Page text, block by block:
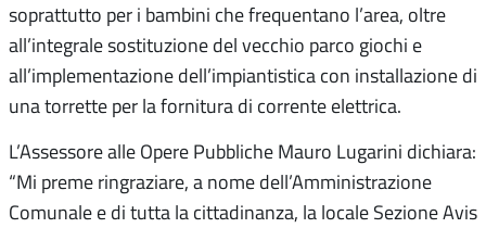
soprattutto per i bambini che frequentano l’area, oltre
all’integrale sostituzione del vecchio parco giochi e
all’implementazione dell’impiantistica con installazione di
una torrette per la fornitura di corrente elettrica.
L’Assessore alle Opere Pubbliche Mauro Lugarini dichiara:
“Mi preme ringraziare, a nome dell’Amministrazione
Comunale e di tutta la cittadinanza, la locale Sezione Avis